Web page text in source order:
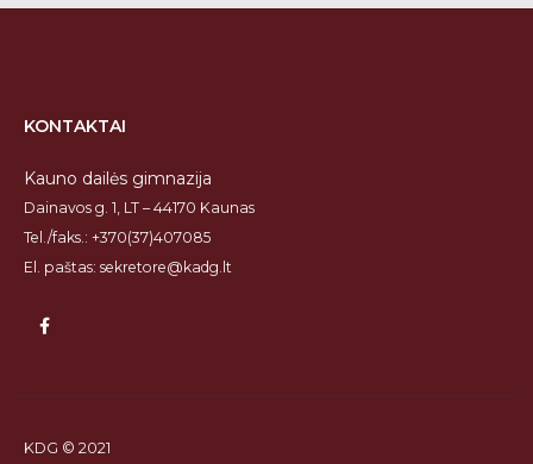
KONTAKTAI
Kauno dailės gimnazija
Dainavos g. 1, LT – 44170 Kaunas
Tel./faks.: +370(37)407085
El. paštas: sekretore@kadg.lt
KDG © 2021